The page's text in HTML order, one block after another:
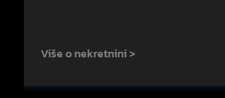
Više o nekretnini >